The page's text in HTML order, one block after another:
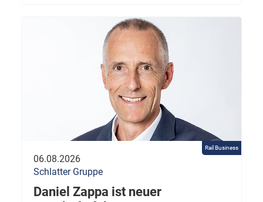
Rail Business
06.08.2026
Schlatter Gruppe
Daniel Zappa ist neuer